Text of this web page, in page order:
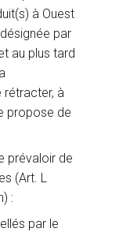
à Ouest
par
au plus tard
à
propose de
prévaloir de
(Art. L
:
par le